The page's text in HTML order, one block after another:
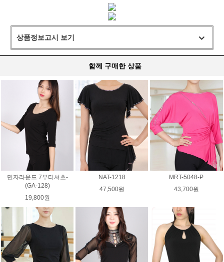
상품정보고시 보기
함께 구매한 상품
민자라운드 7부티셔츠-
(GA-128)
19,800원
NAT-1218
47,500원
MRT-5048-P
43,700원